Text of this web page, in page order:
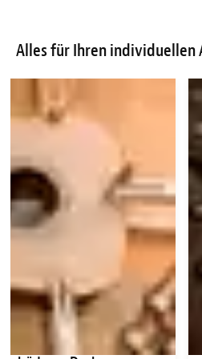
Alles für Ihren individuellen